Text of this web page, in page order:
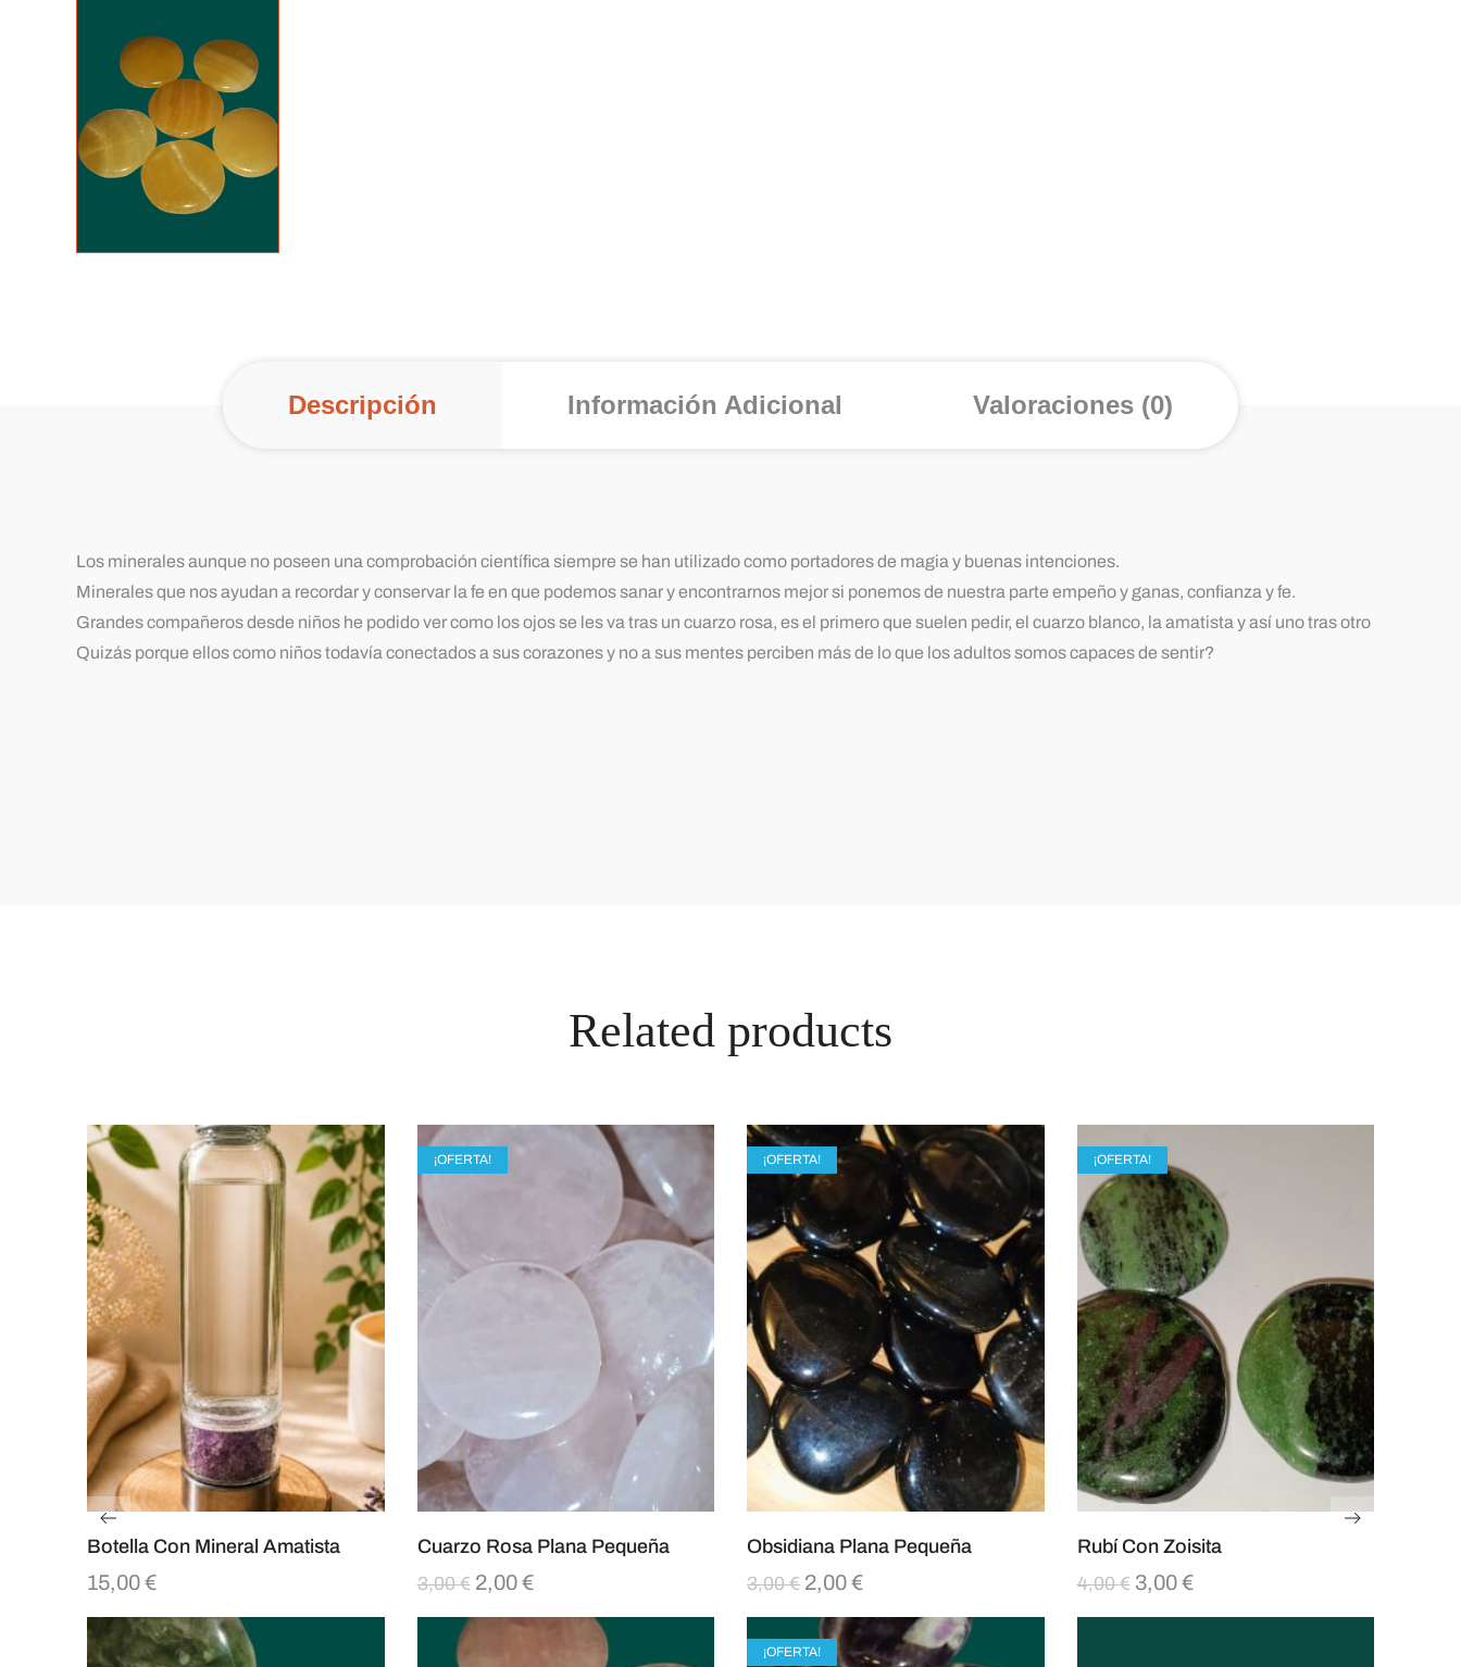
Descripción Información Adicional Valoraciones (0)
Los minerales aunque no poseen una comprobación científica siempre se han utilizado como portadores de magia y buenas intenciones.
Minerales que nos ayudan a recordar y conservar la fe en que podemos sanar y encontrarnos mejor si ponemos de nuestra parte empeño y ganas, confianza y fe.
Grandes compañeros desde niños he podido ver como los ojos se les va tras un cuarzo rosa, es el primero que suelen pedir, el cuarzo blanco, la amatista y así uno tras otro
Quizás porque ellos como niños todavía conectados a sus corazones y no a sus mentes perciben más de lo que los adultos somos capaces de sentir?
Related products
Botella Con Mineral Amatista
15,00€
¡OFERTA!
Cuarzo Rosa Plana Pequeña
3,00€ 2,00€
¡OFERTA!
Obsidiana Plana Pequeña
3,00€ 2,00€
¡OFERTA!
Rubí Con Zoisita
4,00€ 3,00€
¡OFERTA!